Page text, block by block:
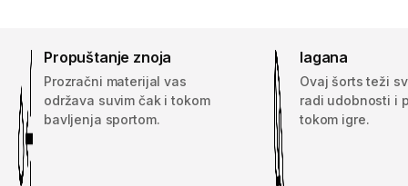
Propuštanje znoja
Prozračni materijal vas
održava suvim čak i tokom
bavljenja sportom.
lagana
Ovaj šorts teži
radi udobnosti i
tokom igre.